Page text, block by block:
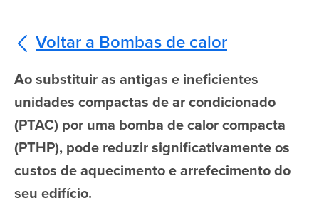
Voltar a Bombas de calor
Ao substituir as antigas e ineficientes
unidades compactas de ar condicionado
(PTAC) por uma bomba de calor compacta
(PTHP), pode reduzir significativamente os
custos de aquecimento e arrefecimento do
seu edifício.